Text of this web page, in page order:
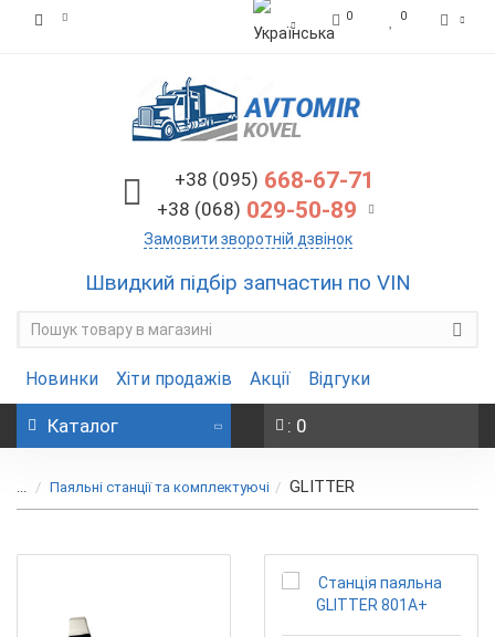
0 0
+38 (095) 668-67-71
+38 (068) 029-50-89
Замовити зворотній дзвінок
Швидкий підбір запчастин по VIN
Новинки Хіти продажів Акції Відгуки
Каталог : 0
... Паяльні станції та комплектуючі GLITTER